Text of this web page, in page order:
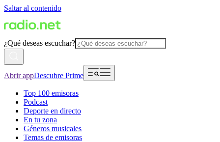
Saltar al contenido
¿Qué deseas escuchar?
Abrir appDescubre Prime
Top 100 emisoras
Podcast
Deporte en directo
En tu zona
Géneros musicales
Temas de emisoras